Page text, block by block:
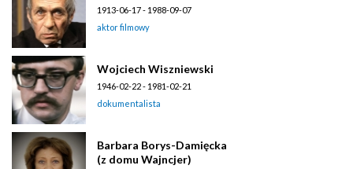
1913-06-17 - 1988-09-07
aktor filmowy
Wojciech Wiszniewski
1946-02-22 - 1981-02-21
dokumentalista
Barbara Borys-Damięcka
(z domu Wajncjer)